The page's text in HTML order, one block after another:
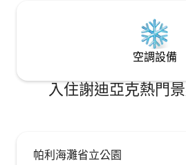
空調設備
入住謝迪亞克熱門
帕利海灘省立公園